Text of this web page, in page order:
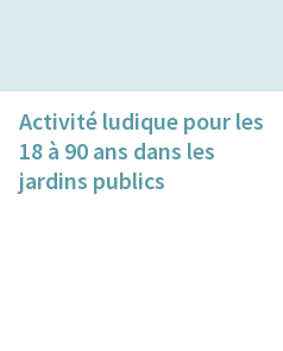
Activité ludique pour les
18 à 90 ans dans les
jardins publics